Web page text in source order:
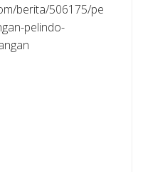
berita/506175/pe
pelindo-